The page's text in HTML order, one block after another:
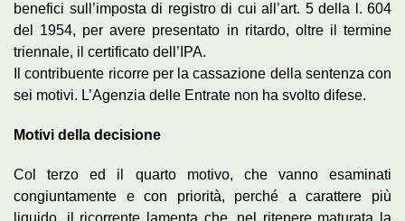
benefici sull’imposta di registro di cui all’art. 5 della l. 604
del 1954, per avere presentato in ritardo, oltre il termine
triennale, il certificato dell’IPA.
Il contribuente ricorre per la cassazione della sentenza con
sei motivi. L’Agenzia delle Entrate non ha svolto difese.
Motivi della decisione
Col terzo ed il quarto motivo, che vanno esaminati
congiuntamente e con priorità, perché a carattere più